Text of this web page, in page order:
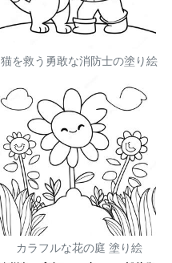
猫を救う勇敢な消防士の塗り絵
カラフルな花の庭 塗り絵